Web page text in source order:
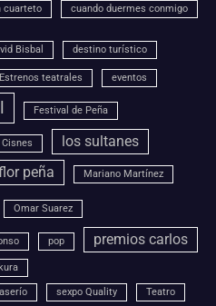
cuarteto cuando duermes conmigo
Bisbal destino turístico
Estrenos teatrales eventos
Festival de Peña
los sultanes
peña
Mariano Martínez
Omar Suarez
pop premios carlos
sexpo Quality Teatro